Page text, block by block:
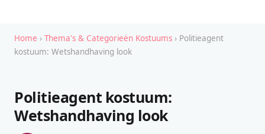
Home › Thema's & Categorieën Kostuums › Politieagent
kostuum: Wetshandhaving look
Politieagent kostuum:
Wetshandhaving look